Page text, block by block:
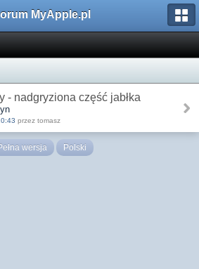
MyApple.pl
- nadgryziona część jabłka
przez tomasz
wersja Polski